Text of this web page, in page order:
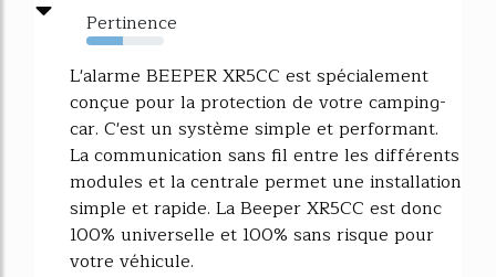
Pertinence
47%
L'alarme BEEPER XR5CC est spécialement
conçue pour la protection de votre camping-
car. C'est un système simple et performant.
La communication sans fil entre les différents
modules et la centrale permet une installation
simple et rapide. La Beeper XR5CC est donc
100% universelle et 100% sans risque pour
votre véhicule.